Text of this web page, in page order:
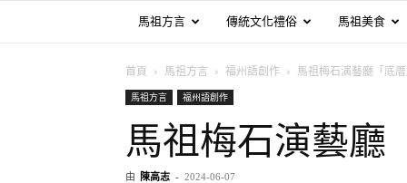
馬祖方言 傳統文化禮俗 馬祖美食
首頁 馬祖方言 福州語創作
馬祖梅石演藝廳「底
馬祖方言
福州語創作
馬祖梅石演藝廳
由 陳高志 - 2024-06-07